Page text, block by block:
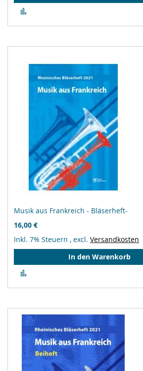
hinzufügen
Musik aus Frankreich - Bläserheft-
16,00 €
Inkl. 7% Steuern , excl. Versandkosten
In den Warenkorb
hinzufügen